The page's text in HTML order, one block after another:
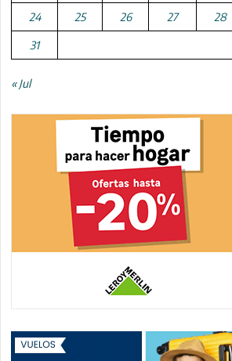
24 25 26 27 28
31
« Jul